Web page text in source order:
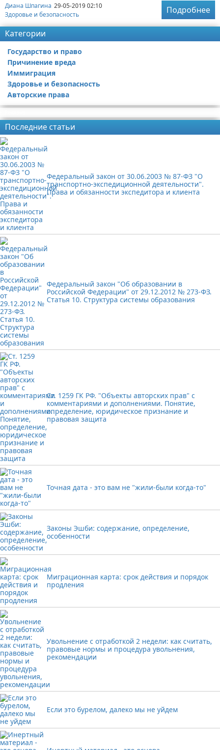
Диана Шпагина 29-05-2019 02:10
Здоровье и безопасность
Подробнее
Категории
Государство и право
Причинение вреда
Иммиграция
Здоровье и безопасность
Авторские права
Последние статьи
Федеральный закон от 30.06.2003 № 87-ФЗ "О
транспортно-экспедиционной деятельности".
Права и обязанности экспедитора и клиента
Федеральный закон "Об образовании в
Российской Федерации" от 29.12.2012 № 273-ФЗ.
Статья 10. Структура системы образования
Ст. 1259 ГК РФ. "Объекты авторских прав" с
комментариями и дополнениями. Понятие,
определение, юридическое признание и
правовая защита
Точная дата - это вам не "жили-были когда-то"
Законы Эшби: содержание, определение,
особенности
Миграционная карта: срок действия и порядок
продления
Увольнение с отработкой 2 недели: как считать,
правовые нормы и процедура увольнения,
рекомендации
Если это бурелом, далеко мы не уйдем